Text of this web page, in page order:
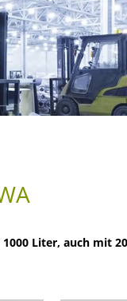
Liter, auch mit